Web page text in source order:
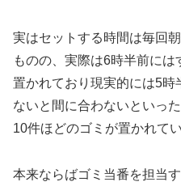
実はセットする時間は毎回
ものの、実際は6時半前に
置かれており現実的には5
ないと間に合わないといっ
10件ほどのゴミが置かれてい
本来ならばゴミ当番を担当